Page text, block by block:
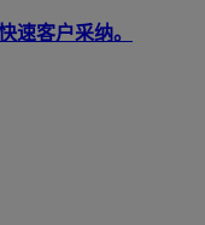
速客户采纳。